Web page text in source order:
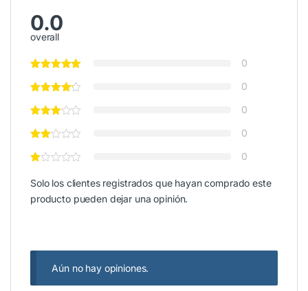
0.0
overall
0
0
0
0
0
Solo los clientes registrados que hayan comprado este
producto pueden dejar una opinión.
Aún no hay opiniones.